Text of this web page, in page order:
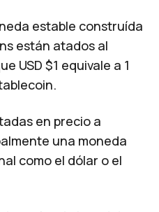
estable construída
están atados al
USD $1 equivale a 1
en precio a
una moneda
como el dólar o el